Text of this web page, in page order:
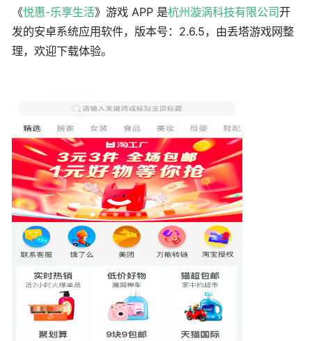
《悦惠-乐享生活》游戏 APP 是杭州漩涡科技有限公司开
发的安卓系统应用软件，版本号：2.6.5，由丢塔游戏网整
理，欢迎下载体验。